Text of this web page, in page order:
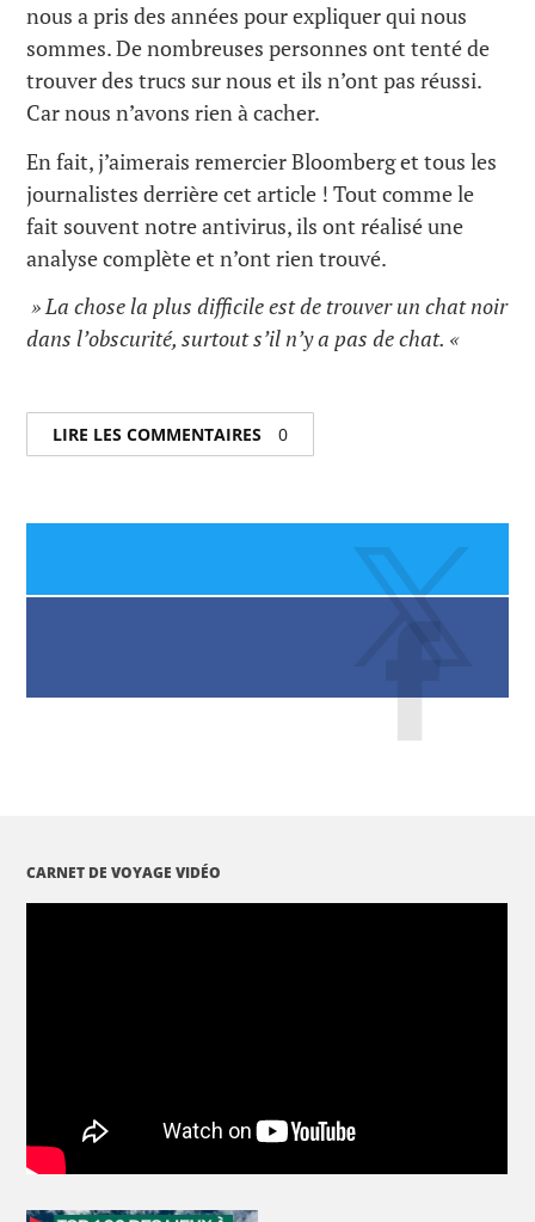
nous a pris des années pour expliquer qui nous
sommes. De nombreuses personnes ont tenté de
trouver des trucs sur nous et ils n’ont pas réussi.
Car nous n’avons rien à cacher.
En fait, j’aimerais remercier Bloomberg et tous les
journalistes derrière cet article ! Tout comme le
fait souvent notre antivirus, ils ont réalisé une
analyse complète et n’ont rien trouvé.
» La chose la plus difficile est de trouver un chat noir
dans l’obscurité, surtout s’il n’y a pas de chat. «
LIRE LES COMMENTAIRES 0
CARNET DE VOYAGE VIDÉO